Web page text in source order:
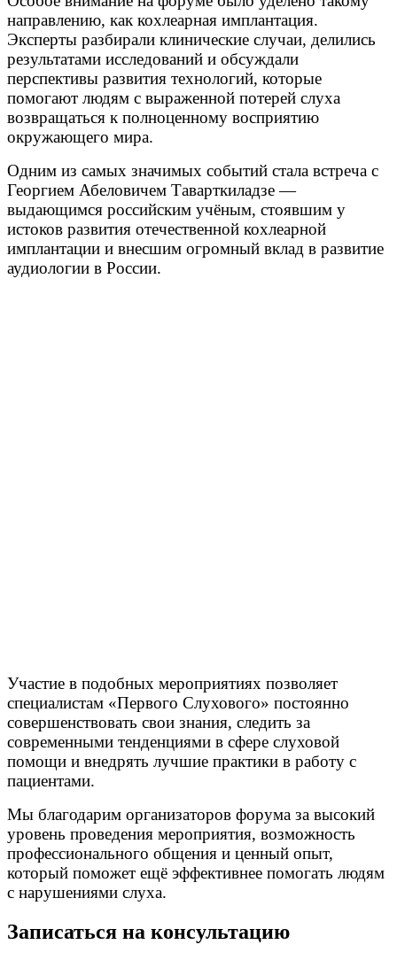
направлению, как кохлеарная имплантация.
Эксперты разбирали клинические случаи, делились
результатами исследований и обсуждали
перспективы развития технологий, которые
помогают людям с выраженной потерей слуха
возвращаться к полноценному восприятию
окружающего мира.
Одним из самых значимых событий стала встреча с
Георгием Абеловичем Таварткиладзе —
выдающимся российским учёным, стоявшим у
истоков развития отечественной кохлеарной
имплантации и внесшим огромный вклад в развитие
аудиологии в России.
Участие в подобных мероприятиях позволяет
специалистам «Первого Слухового» постоянно
совершенствовать свои знания, следить за
современными тенденциями в сфере слуховой
помощи и внедрять лучшие практики в работу с
пациентами.
Мы благодарим организаторов форума за высокий
уровень проведения мероприятия, возможность
профессионального общения и ценный опыт,
который поможет ещё эффективнее помогать людям
с нарушениями слуха.
Записаться на консультацию